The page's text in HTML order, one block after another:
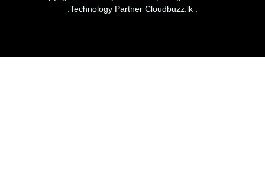
.Technology Partner Cloudbuzz.lk .